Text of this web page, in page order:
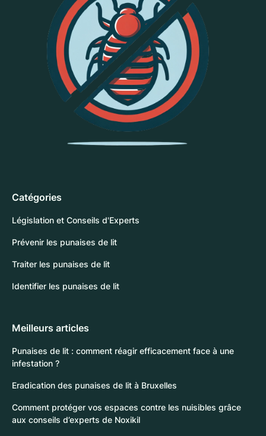
Catégories
Législation et Conseils d'Experts
Prévenir les punaises de lit
Traiter les punaises de lit
Identifier les punaises de lit
Meilleurs articles
Punaises de lit : comment réagir efficacement face à une
infestation ?
Eradication des punaises de lit à Bruxelles
Comment protéger vos espaces contre les nuisibles grâce
aux conseils d’experts de Noxikil